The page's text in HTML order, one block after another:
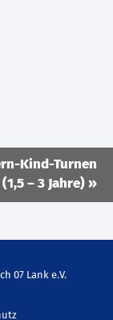
Kind-Turnen
(1,5 – 3 Jahre) »
07 Lank e.V.